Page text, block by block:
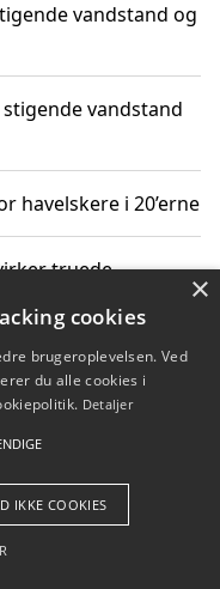
vandstand og
vandstand
havelskere i 20’erne
truede
til
Aps
×
cookies
brugeroplevelsen. Ved
du alle cookies i
Detaljer
IKKE COOKIES